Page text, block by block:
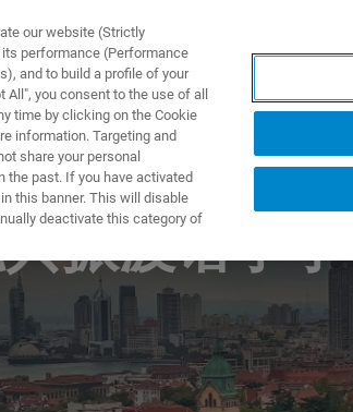
APLIKACJE
振波谱学学
our website (Strictly
performance (Performance
and to build a profile of your
you consent to the use of all
time by clicking on the Cookie
information. Targeting and
share your personal
the past. If you have activated
this banner. This will disable
deactivate this category of